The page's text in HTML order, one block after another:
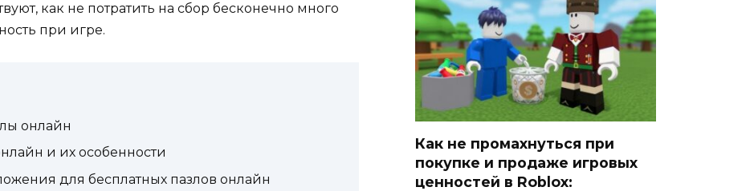
как не потратить на сбор бесконечно много
при игре.
онлайн
и их особенности
для бесплатных пазлов онлайн
Как не промахнуться при
покупке и продаже игровых
ценностей в Roblox: